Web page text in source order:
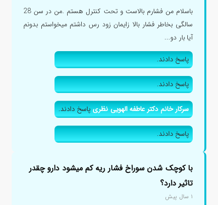
باسلام من فشارم بالاست و تحت کنترل هستم .من در سن 28
سالگی بخاطر فشار بالا زایمان زود رس داشتم میخواستم بدونم
آیا بار دو...
پاسخ دادند.
پاسخ دادند.
سرکار خانم دکتر عاطفه الهویی نظریپاسخ دادند.
پاسخ دادند.
با کوچک شدن سوراخ فشار ریه کم میشود دارو چقدر
تاثیر دارد؟
۱ سال پیش